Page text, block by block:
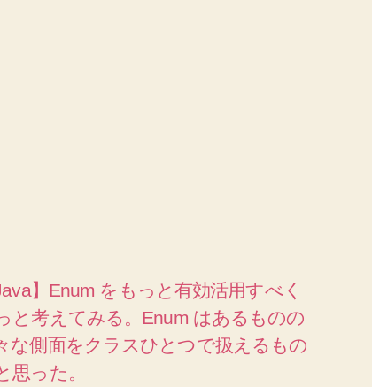
】Enum をもっと有効活用すべく
と考えてみる。Enum はあるものの
な側面をクラスひとつで扱えるもの
思った。